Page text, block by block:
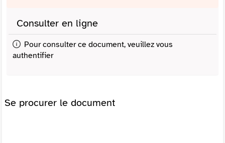
Consulter en ligne
Pour consulter ce document, veuillez vous
authentifier
Se procurer le document